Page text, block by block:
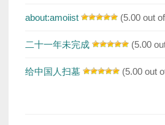
about:amoiist (5.00 out
二十一年未完成 (5.00
给中国人扫墓 (5.00 out